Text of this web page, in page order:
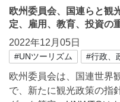
欧州委員会、国連らと観
定、雇用、教育、投資の
2022年12月05日
#UNツーリズム #行政、
欧州委員会は、国連世界
で、新たに観光政策の指